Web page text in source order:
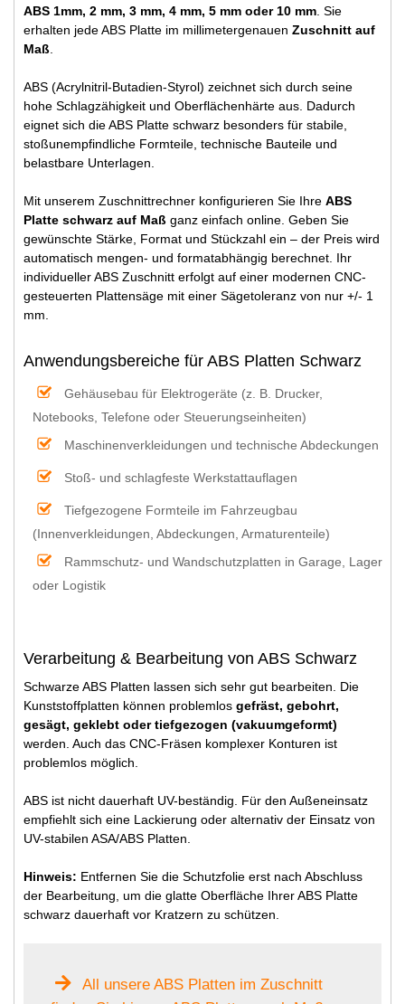
ABS 1mm, 2 mm, 3 mm, 4 mm, 5 mm oder 10 mm . Sie
erhalten jede ABS Platte im millimetergenauen Zuschnitt auf
Maß
ABS (Acrylnitril-Butadien-Styrol) zeichnet sich durch seine
hohe Schlagzähigkeit und Oberflächenhärte aus. Dadurch
eignet sich die ABS Platte schwarz besonders für stabile,
stoßunempfindliche Formteile, technische Bauteile und
belastbare Unterlagen.
Mit unserem Zuschnittrechner konfigurieren Sie Ihre ABS
Platte schwarz auf Maß ganz einfach online. Geben Sie
gewünschte Stärke, Format und Stückzahl ein – der Preis wird
automatisch mengen- und formatabhängig berechnet. Ihr
individueller ABS Zuschnitt erfolgt auf einer modernen CNC-
gesteuerten Plattensäge mit einer Sägetoleranz von nur +/- 1
mm.
Anwendungsbereiche für ABS Platten Schwarz
Gehäusebau für Elektrogeräte (z. B. Drucker,
Notebooks, Telefone oder Steuerungseinheiten)
Maschinenverkleidungen und technische Abdeckungen
Stoß- und schlagfeste Werkstattauflagen
Tiefgezogene Formteile im Fahrzeugbau
(Innenverkleidungen, Abdeckungen, Armaturenteile)
Rammschutz- und Wandschutzplatten in Garage, Lager
oder Logistik
Verarbeitung & Bearbeitung von ABS Schwarz
Schwarze ABS Platten lassen sich sehr gut bearbeiten. Die
Kunststoffplatten können problemlos gefräst, gebohrt,
gesägt, geklebt oder tiefgezogen (vakuumgeformt)
werden. Auch das CNC-Fräsen komplexer Konturen ist
problemlos möglich.
ABS ist nicht dauerhaft UV-beständig. Für den Außeneinsatz
empfiehlt sich eine Lackierung oder alternativ der Einsatz von
UV-stabilen ASA/ABS Platten.
Hinweis: Entfernen Sie die Schutzfolie erst nach Abschluss
der Bearbeitung, um die glatte Oberfläche Ihrer ABS Platte
schwarz dauerhaft vor Kratzern zu schützen.
All unsere ABS Platten im Zuschnitt